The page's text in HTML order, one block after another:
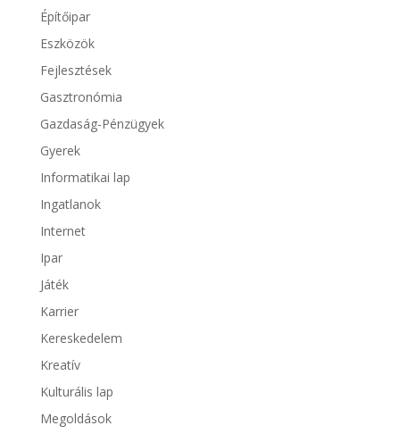
Építőipar
Eszközök
Fejlesztések
Gasztronómia
Gazdaság-Pénzügyek
Gyerek
Informatikai lap
Ingatlanok
Internet
Ipar
Játék
Karrier
Kereskedelem
Kreatív
Kulturális lap
Megoldások